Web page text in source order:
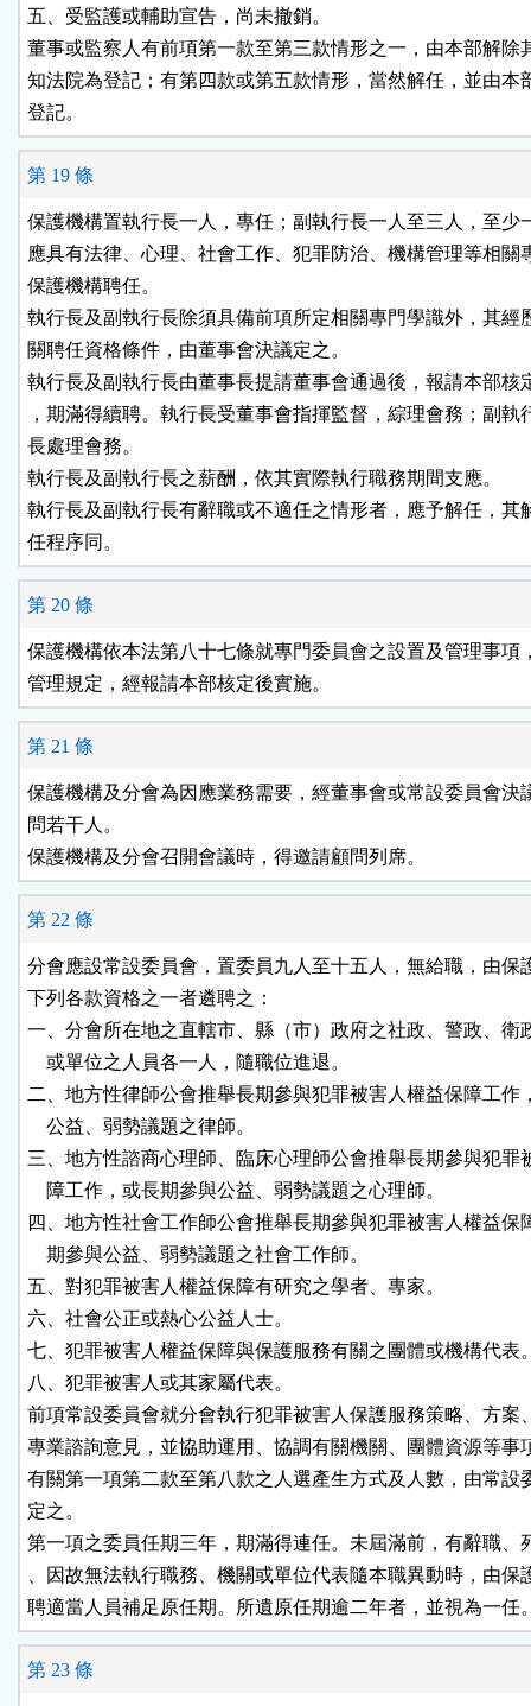
五、受監護或輔助宣告，尚未撤銷。
董事或監察人有前項第一款至第三款情形之一，由本部解除
知法院為登記；有第四款或第五款情形，當然解任，並由本
登記。
第 19 條
保護機構置執行長一人，專任；副執行長一人至三人，至少
應具有法律、心理、社會工作、犯罪防治、機構管理等相關
保護機構聘任。
執行長及副執行長除須具備前項所定相關專門學識外，其經
關聘任資格條件，由董事會決議定之。
執行長及副執行長由董事長提請董事會通過後，報請本部核
，期滿得續聘。執行長受董事會指揮監督，綜理會務；副執
長處理會務。
執行長及副執行長之薪酬，依其實際執行職務期間支應。
執行長及副執行長有辭職或不適任之情形者，應予解任，其
任程序同。
第 20 條
保護機構依本法第八十七條就專門委員會之設置及管理事項
管理規定，經報請本部核定後實施。
第 21 條
保護機構及分會為因應業務需要，經董事會或常設委員會決
問若干人。
保護機構及分會召開會議時，得邀請顧問列席。
第 22 條
分會應設常設委員會，置委員九人至十五人，無給職，由保
下列各款資格之一者遴聘之：
一、分會所在地之直轄市、縣（市）政府之社政、警政、衛
    或單位之人員各一人，隨職位進退。
二、地方性律師公會推舉長期參與犯罪被害人權益保障工作
    公益、弱勢議題之律師。
三、地方性諮商心理師、臨床心理師公會推舉長期參與犯罪
    障工作，或長期參與公益、弱勢議題之心理師。
四、地方性社會工作師公會推舉長期參與犯罪被害人權益保
    期參與公益、弱勢議題之社會工作師。
五、對犯罪被害人權益保障有研究之學者、專家。
六、社會公正或熱心公益人士。
七、犯罪被害人權益保障與保護服務有關之團體或機構代表
八、犯罪被害人或其家屬代表。
前項常設委員會就分會執行犯罪被害人保護服務策略、方案
專業諮詢意見，並協助運用、協調有關機關、團體資源等事
有關第一項第二款至第八款之人選產生方式及人數，由常設
定之。
第一項之委員任期三年，期滿得連任。未屆滿前，有辭職、
、因故無法執行職務、機關或單位代表隨本職異動時，由保
聘適當人員補足原任期。所遺原任期逾二年者，並視為一任
第 23 條